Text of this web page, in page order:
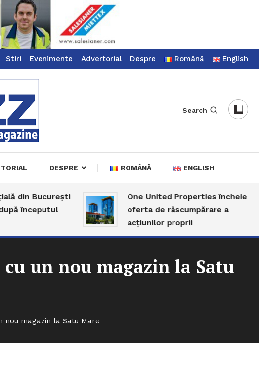
Stiri Evenimente Advertorial Despre Română English
Search
DESPRE ROMÂNĂ ENGLISH
București
începutul
One United Properties încheie
oferta de răscumpărare a
acțiunilor proprii
un nou magazin la Satu
nou magazin la Satu Mare